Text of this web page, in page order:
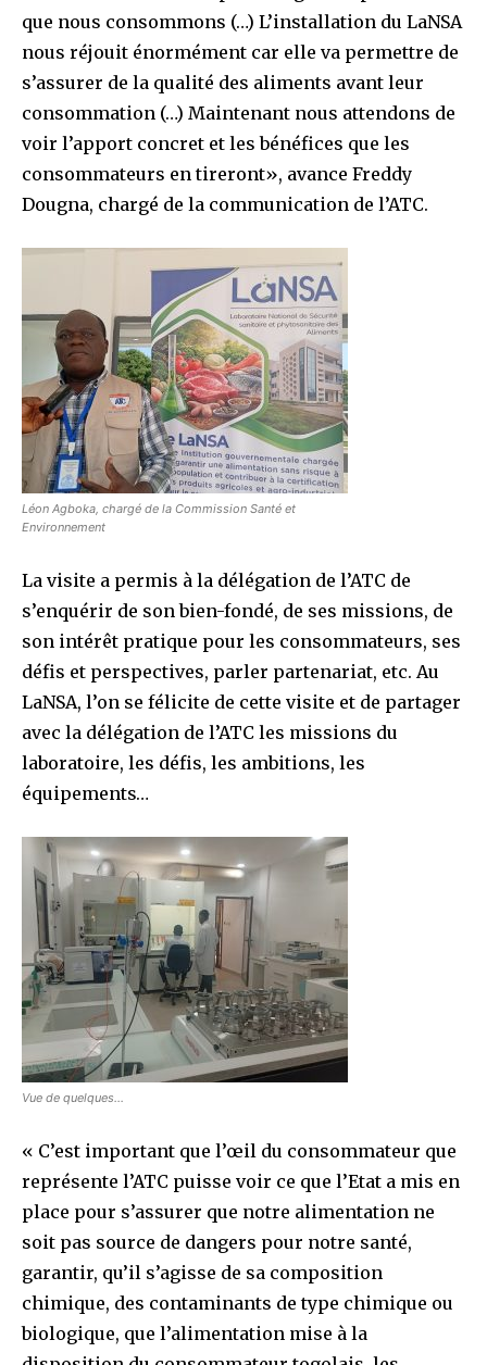
que nous consommons (…) L’installation du LaNSA
nous réjouit énormément car elle va permettre de
s’assurer de la qualité des aliments avant leur
consommation (…) Maintenant nous attendons de
voir l’apport concret et les bénéfices que les
consommateurs en tireront», avance Freddy
Dougna, chargé de la communication de l’ATC.
Léon Agboka, chargé de la Commission Santé et
Environnement
La visite a permis à la délégation de l’ATC de
s’enquérir de son bien-fondé, de ses missions, de
son intérêt pratique pour les consommateurs, ses
défis et perspectives, parler partenariat, etc. Au
LaNSA, l’on se félicite de cette visite et de partager
avec la délégation de l’ATC les missions du
laboratoire, les défis, les ambitions, les
équipements…
Vue de quelques…
« C’est important que l’œil du consommateur que
représente l’ATC puisse voir ce que l’Etat a mis en
place pour s’assurer que notre alimentation ne
soit pas source de dangers pour notre santé,
garantir, qu’il s’agisse de sa composition
chimique, des contaminants de type chimique ou
biologique, que l’alimentation mise à la